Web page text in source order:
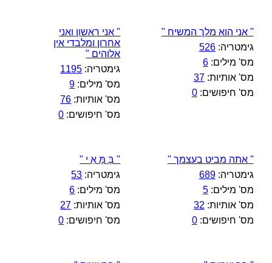
" אני הוא מלך המשיח "
גימטריה:526
מס' מילים:6
מס' אותיות:37
מס' חיפושים:0
" אני ראשון ואני
אחרון ומלבדי אין
אלוהים "
גימטריה: 1195
מס' מילים: 9
מס' אותיות: 76
מס' חיפושים: 0
" אתה מביט בעצמך "
גימטריה:689
מס' מילים:5
מס' אותיות: 32
מס' חיפושים:0
" בָּ מָּ אַ י "
גימטריה: 53
מס' מילים: 6
מס' אותיות: 27
מס' חיפושים: 0